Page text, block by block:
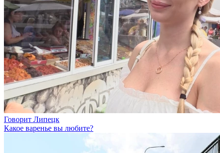
Говорит Липецк
Какое варенье вы любите?